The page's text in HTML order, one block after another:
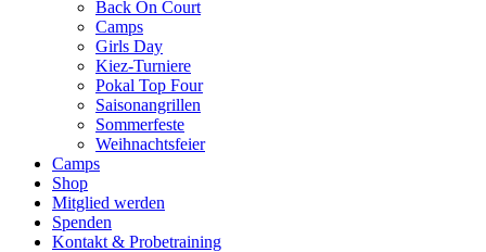
Back On Court
Camps
Girls Day
Kiez-Turniere
Pokal Top Four
Saisonangrillen
Sommerfeste
Weihnachtsfeier
Camps
Shop
Mitglied werden
Spenden
Kontakt & Probetraining